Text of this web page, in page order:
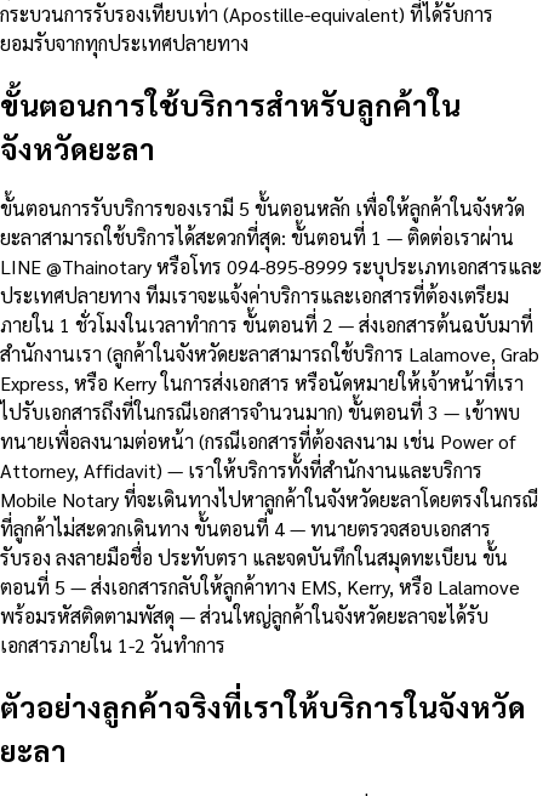
กระบวนการรับรองเทียบเท่า (Apostille-equivalent) ที่ได้รับการ
ยอมรับจากทุกประเทศปลายทาง
ขั้นตอนการใช้บริการสำหรับลูกค้าใน
จังหวัดยะลา
ขั้นตอนการรับบริการของเรามี 5 ขั้นตอนหลัก เพื่อให้ลูกค้าในจังหวัด
ยะลาสามารถใช้บริการได้สะดวกที่สุด: ขั้นตอนที่ 1 — ติดต่อเราผ่าน
LINE @Thainotary หรือโทร 094-895-8999 ระบุประเภทเอกสารและ
ประเทศปลายทาง ทีมเราจะแจ้งค่าบริการและเอกสารที่ต้องเตรียม
ภายใน 1 ชั่วโมงในเวลาทำการ ขั้นตอนที่ 2 — ส่งเอกสารต้นฉบับมาที่
สำนักงานเรา (ลูกค้าในจังหวัดยะลาสามารถใช้บริการ Lalamove, Grab
Express, หรือ Kerry ในการส่งเอกสาร หรือนัดหมายให้เจ้าหน้าที่เรา
ไปรับเอกสารถึงที่ในกรณีเอกสารจำนวนมาก) ขั้นตอนที่ 3 — เข้าพบ
ทนายเพื่อลงนามต่อหน้า (กรณีเอกสารที่ต้องลงนาม เช่น Power of
Attorney, Affidavit) — เราให้บริการทั้งที่สำนักงานและบริการ
Mobile Notary ที่จะเดินทางไปหาลูกค้าในจังหวัดยะลาโดยตรงในกรณี
ที่ลูกค้าไม่สะดวกเดินทาง ขั้นตอนที่ 4 — ทนายตรวจสอบเอกสาร
รับรอง ลงลายมือชื่อ ประทับตรา และจดบันทึกในสมุดทะเบียน ขั้น
ตอนที่ 5 — ส่งเอกสารกลับให้ลูกค้าทาง EMS, Kerry, หรือ Lalamove
พร้อมรหัสติดตามพัสดุ — ส่วนใหญ่ลูกค้าในจังหวัดยะลาจะได้รับ
เอกสารภายใน 1-2 วันทำการ
ตัวอย่างลูกค้าจริงที่เราให้บริการในจังหวัด
ยะลา